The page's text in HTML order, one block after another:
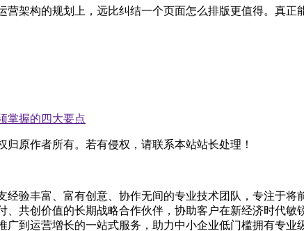
架构的规划上，远比纠结一个页面怎么排版更值得。真
掌握的四大要点
原作者所有。若有侵权，请联系本站站长处理！
验丰富、富有创意、协作无间的专业技术团队，专注于
共创价值的长期战略合作伙伴，协助客户在新经济时代
到运营增长的一站式服务，助力中小企业低门槛拥有专业